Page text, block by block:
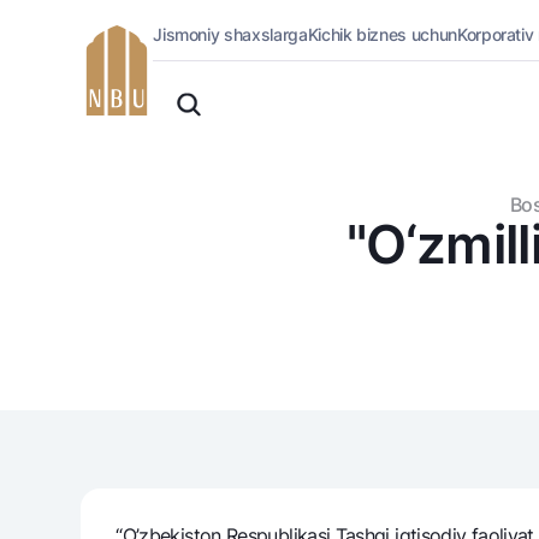
O'zbek Onlayn-bank
Shaxsiy kabinet
Jismoniy shaxslargaKichik biznes uchunKorporativ